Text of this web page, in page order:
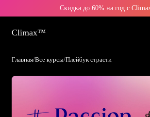
Скидка до 60% на год с
Climax™
Главная/Все курсы/Плейбук страсти